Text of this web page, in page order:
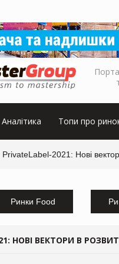
Аналітика Топи про
PrivateLabel-2021: Нові
Ринки Food
НОВІ ВЕКТОРИ В